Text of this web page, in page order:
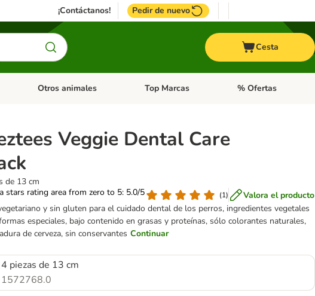
¡Contáctanos! Pedir de nuevo
Cesta
abierto: Roedores y +
Menú de categoria abierto: Pájaros
Otros animales Menú de categoria abierto: Otros animales
Top Marcas Menú de categoria
% Ofertas
Veggie Dental Care
de 13 cm
stars rating area from zero to 5: 5.0/5
(1)
Valora el producto
y sin gluten para el cuidado dental de los perros, ingredientes vegetales
especiales, bajo contenido en grasas y proteínas, sólo colorantes naturales,
de cerveza, sin conservantes Continuar
4 piezas de 13 cm
1572768.0